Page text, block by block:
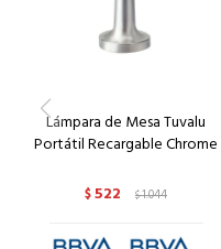
Lámpara de Mesa Tuvalu
Portátil Recargable Chrome
$522 $1.044